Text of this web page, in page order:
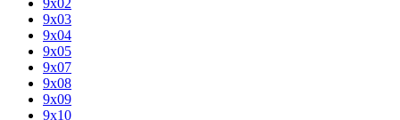
9x03
9x04
9x05
9x07
9x08
9x09
9x10